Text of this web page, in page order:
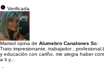
Verificada
Marisol opina de Alumebro Canalones Sc:
Trato impresionante, trabajador ,
y educación con cariño, me alegra haber
a ti y...